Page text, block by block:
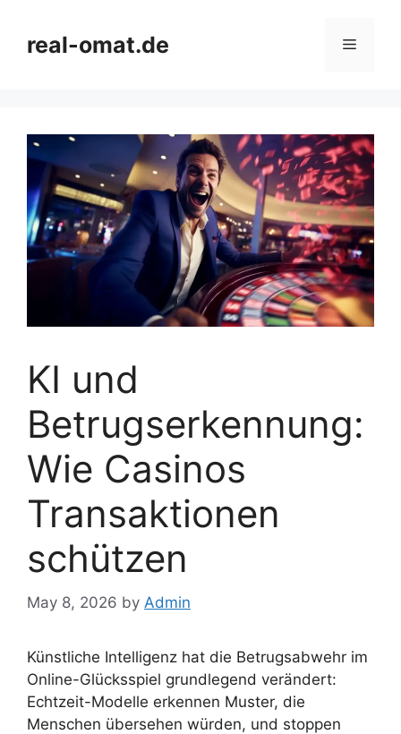
contentreal-omat.de Menu
KI und
Betrugserkennung:
Wie Casinos
Transaktionen
schützen
May 8, 2026 by Admin
Künstliche Intelligenz hat die Betrugsabwehr im
Online-Glücksspiel grundlegend verändert:
Echtzeit-Modelle erkennen Muster, die
Menschen übersehen würden, und stoppen